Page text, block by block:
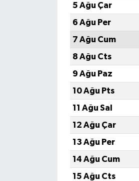
5 Ağu Çar
6 Ağu Per
7 Ağu Cum
8 Ağu Cts
9 Ağu Paz
10 Ağu Pts
11 Ağu Sal
12 Ağu Çar
13 Ağu Per
14 Ağu Cum
15 Ağu Cts